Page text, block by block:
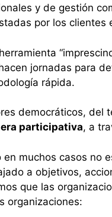
y de gestión
por los clientes
jornadas para
rápida.
democráticos,
participativa, a
muchos casos no
a objetivos,
que las
organizaciones: